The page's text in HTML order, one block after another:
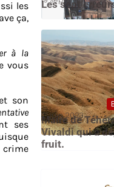
les
ça,
à la
vous
son
ses
crime
Les sept
21 juin 2023
Maire de
Vivaldi qui a
fruit.